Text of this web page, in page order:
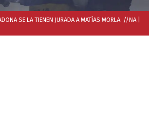
SE LA TIENEN JURADA A MATÍAS MORLA. //NA